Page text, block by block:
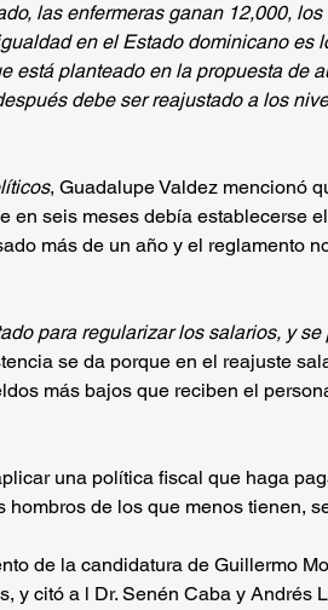
las enfermeras ganan 12,000,
en el Estado dominicano es
está planteado en la propuesta de
debe ser reajustado a los
, Guadalupe Valdez mencionó
en seis meses debía establecerse
más de un año y el reglamento
para regularizar los salarios, y
se da porque en el reajuste
más bajos que reciben el
una política fiscal que haga
de los que menos tienen,
de la candidatura de Guillermo
y citó a l Dr. Senén Caba y Andrés